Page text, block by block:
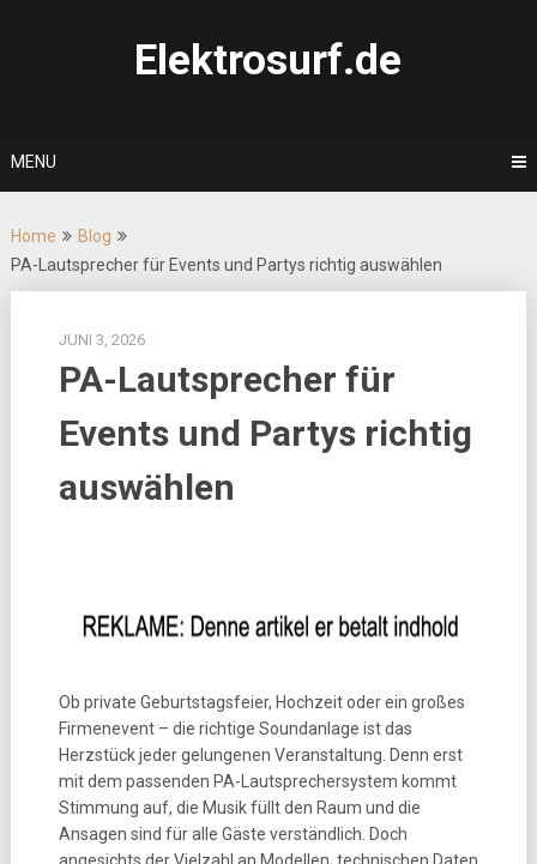
Elektrosurf.de
MENU
Home
Blog
PA-Lautsprecher für Events und Partys richtig auswählen
JUNI 3, 2026
PA-Lautsprecher für
Events und Partys richtig
auswählen
Ob private Geburtstagsfeier, Hochzeit oder ein großes
Firmenevent – die richtige Soundanlage ist das
Herzstück jeder gelungenen Veranstaltung. Denn erst
mit dem passenden PA-Lautsprechersystem kommt
Stimmung auf, die Musik füllt den Raum und die
Ansagen sind für alle Gäste verständlich. Doch